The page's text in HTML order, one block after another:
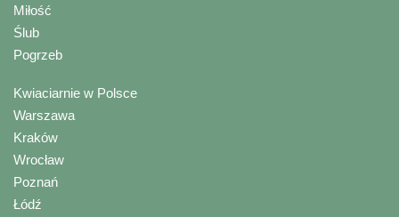
Miłość
Ślub
Pogrzeb
Kwiaciarnie w Polsce
Warszawa
Kraków
Wrocław
Poznań
Łódź